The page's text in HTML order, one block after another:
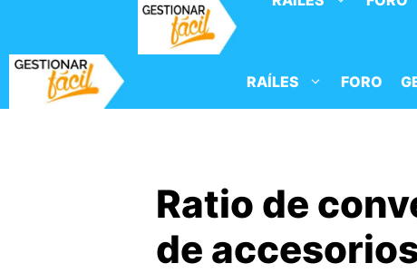
contenido
RAÍLES
FORO
Ratio de
de